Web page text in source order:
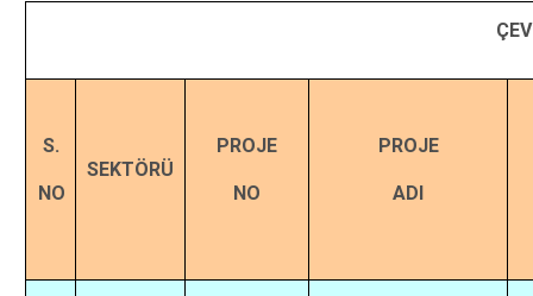
S.
NO
SEKTÖRÜ
PROJE
NO
PROJE
ADI